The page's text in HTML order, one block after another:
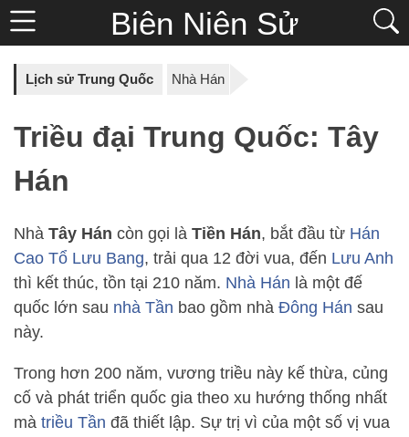
Biên Niên Sử
Lịch sử Trung Quốc Nhà Hán
Triều đại Trung Quốc: Tây
Hán
Nhà Tây Hán còn gọi là Tiền Hán, bắt đầu từ Hán
Cao Tổ Lưu Bang, trải qua 12 đời vua, đến Lưu Anh
thì kết thúc, tồn tại 210 năm. Nhà Hán là một đế
quốc lớn sau nhà Tần bao gồm nhà Đông Hán sau
này.
Trong hơn 200 năm, vương triều này kế thừa, củng
cố và phát triển quốc gia theo xu hướng thống nhất
mà triều Tần đã thiết lập. Sự trị vì của một số vị vua